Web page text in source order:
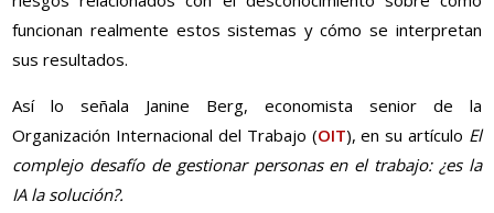
funcionan realmente estos sistemas y cómo se interpretan
sus resultados.
Así lo señala Janine Berg, economista senior de la
Organización Internacional del Trabajo (OIT), en su artículo El
complejo desafío de gestionar personas en el trabajo: ¿es la
IA la solución?.